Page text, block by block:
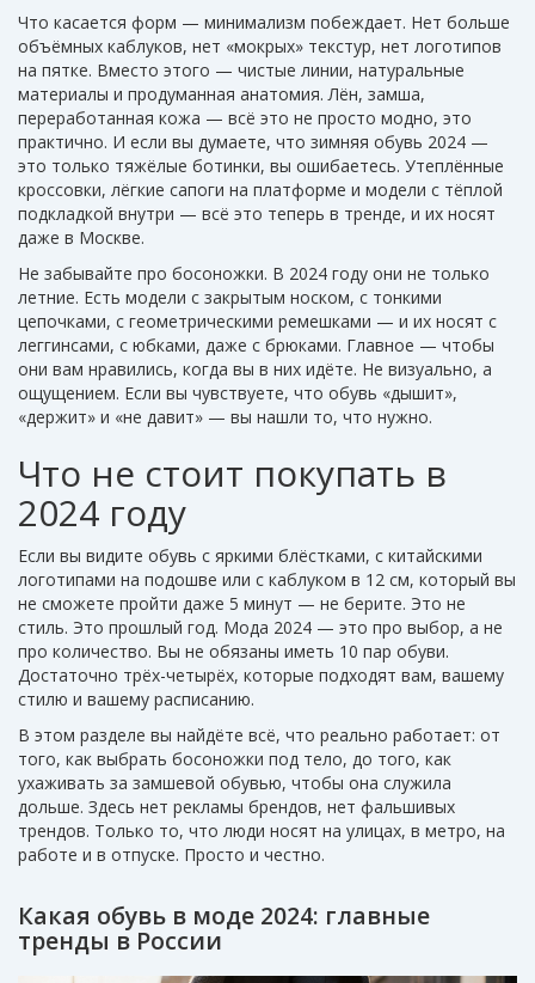
Что касается форм — минимализм побеждает. Нет больше
объёмных каблуков, нет «мокрых» текстур, нет логотипов
на пятке. Вместо этого — чистые линии, натуральные
материалы и продуманная анатомия. Лён, замша,
переработанная кожа — всё это не просто модно, это
практично. И если вы думаете, что зимняя обувь 2024 —
это только тяжёлые ботинки, вы ошибаетесь. Утеплённые
кроссовки, лёгкие сапоги на платформе и модели с тёплой
подкладкой внутри — всё это теперь в тренде, и их носят
даже в Москве.
Не забывайте про босоножки. В 2024 году они не только
летние. Есть модели с закрытым носком, с тонкими
цепочками, с геометрическими ремешками — и их носят с
леггинсами, с юбками, даже с брюками. Главное — чтобы
они вам нравились, когда вы в них идёте. Не визуально, а
ощущением. Если вы чувствуете, что обувь «дышит»,
«держит» и «не давит» — вы нашли то, что нужно.
Что не стоит покупать в
2024 году
Если вы видите обувь с яркими блёстками, с китайскими
логотипами на подошве или с каблуком в 12 см, который вы
не сможете пройти даже 5 минут — не берите. Это не
стиль. Это прошлый год. Мода 2024 — это про выбор, а не
про количество. Вы не обязаны иметь 10 пар обуви.
Достаточно трёх-четырёх, которые подходят вам, вашему
стилю и вашему расписанию.
В этом разделе вы найдёте всё, что реально работает: от
того, как выбрать босоножки под тело, до того, как
ухаживать за замшевой обувью, чтобы она служила
дольше. Здесь нет рекламы брендов, нет фальшивых
трендов. Только то, что люди носят на улицах, в метро, на
работе и в отпуске. Просто и честно.
Какая обувь в моде 2024: главные
тренды в России